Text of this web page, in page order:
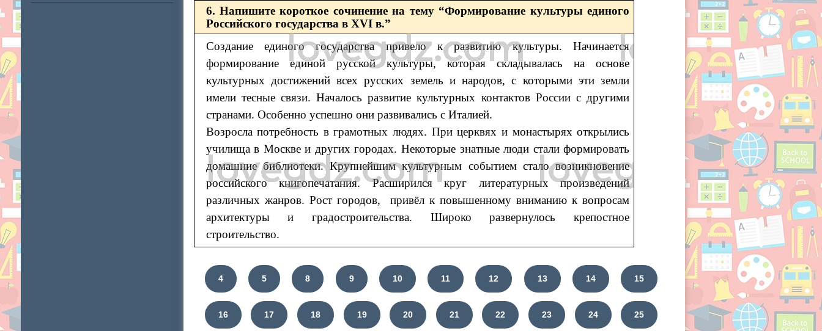
6. Напишите короткое сочинение на тему “Формирование культуры единого
Российского государства в XVI в.”
Создание единого государства привело к развитию культуры. Начинается
формирование единой русской культуры, которая складывалась на основе
культурных достижений всех русских земель и народов, с которыми эти земли
имели тесные связи. Началось развитие культурных контактов России с другими
странами. Особенно успешно они развивались с Италией.
Возросла потребность в грамотных людях. При церквях и монастырях открылись
училища в Москве и других городах. Некоторые знатные люди стали формировать
домашние библиотеки. Крупнейшим культурным событием стало возникновение
российского книгопечатания. Расширился круг литературных произведений
различных жанров. Рост городов, привёл к повышенному вниманию к вопросам
архитектуры и градостроительства. Широко развернулось крепостное
строительство.
4 5 8 9 10 11 12 13 14 15
16 17 18 19 20 21 22 23 24 25